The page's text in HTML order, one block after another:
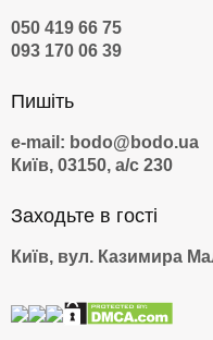
050 419 66 75
093 170 06 39
Пишіть
e-mail: bodo@bodo.ua
Київ, 03150, а/с 230
Заходьте в гості
Київ, вул. Казимира